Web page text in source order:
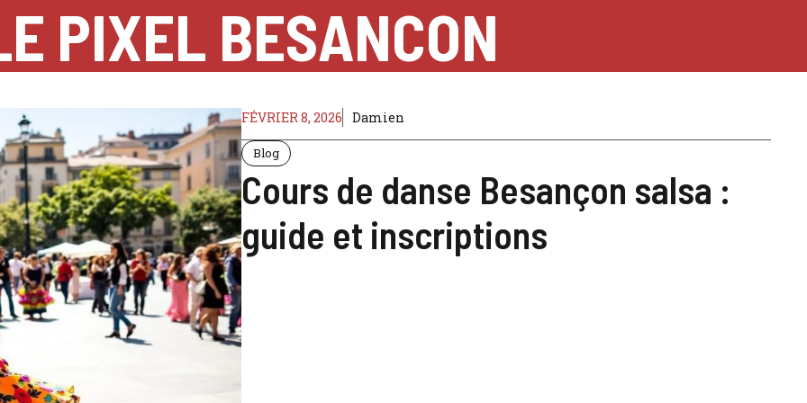
PIXEL BESANCON
FÉVRIER 8, 2026 Damien
Blog
Cours de danse Besançon salsa :
guide et inscriptions